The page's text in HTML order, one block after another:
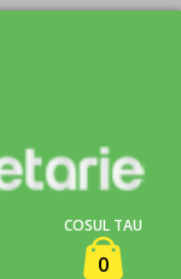
COSUL TAU
0